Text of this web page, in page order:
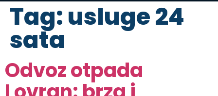
Tag:usluge 24
sata
Odvoz otpada